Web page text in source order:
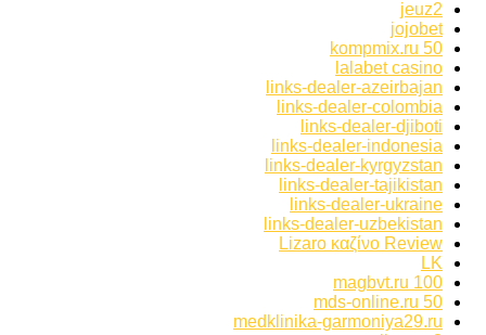
jeuz2
jojobet
kompmix.ru 50
lalabet casino
links-dealer-azeirbajan
links-dealer-colombia
links-dealer-djiboti
links-dealer-indonesia
links-dealer-kyrgyzstan
links-dealer-tajikistan
links-dealer-ukraine
links-dealer-uzbekistan
Lizaro καζίνο Review
LK
magbvt.ru 100
mds-online.ru 50
medklinika-garmoniya29.ru